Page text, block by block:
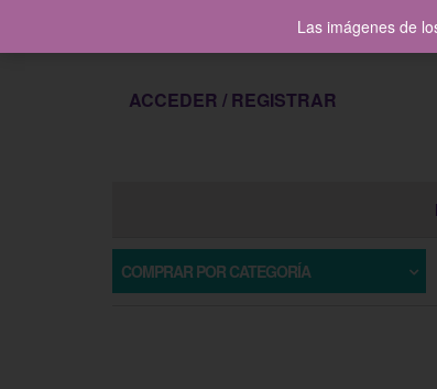
contacto@migmarltda.com
ACCEDER / REGISTRAR
COMPRAR POR CATEGORÍA
Las imágenes de